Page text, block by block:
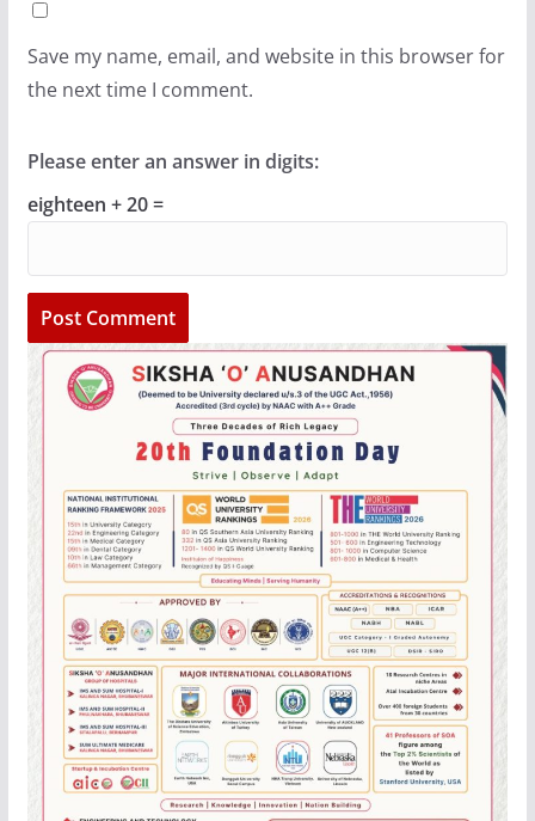
Save my name, email, and website in this browser for
the next time I comment.
Please enter an answer in digits:
eighteen + 20 =